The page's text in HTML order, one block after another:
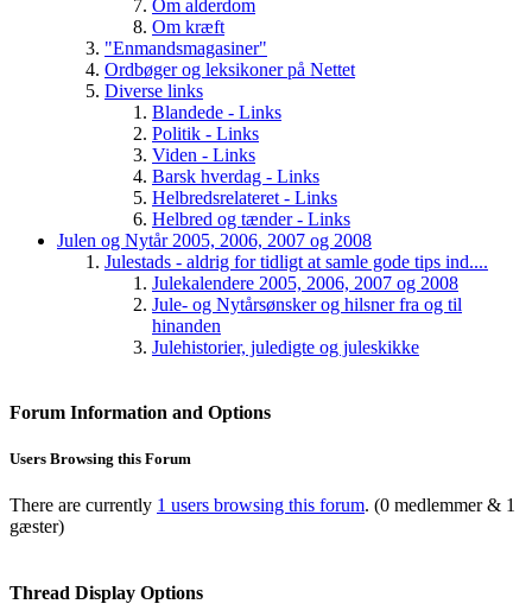
Om alderdom
Om kræft
"Enmandsmagasiner"
Ordbøger og leksikoner på Nettet
Diverse links
Blandede - Links
Politik - Links
Viden - Links
Barsk hverdag - Links
Helbredsrelateret - Links
Helbred og tænder - Links
Julen og Nytår 2005, 2006, 2007 og 2008
Julestads - aldrig for tidligt at samle gode tips ind....
Julekalendere 2005, 2006, 2007 og 2008
Jule- og Nytårsønsker og hilsner fra og til
hinanden
Julehistorier, juledigte og juleskikke
Forum Information and Options
Users Browsing this Forum
There are currently 1 users browsing this forum. (0 medlemmer & 1
gæster)
Thread Display Options